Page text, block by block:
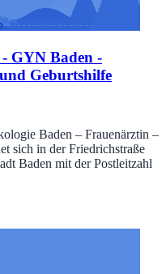
GYN Baden -
Geburtshilfe
Baden – Frauenärztin –
sich in der Friedrichstraße
Baden mit der Postleitzahl